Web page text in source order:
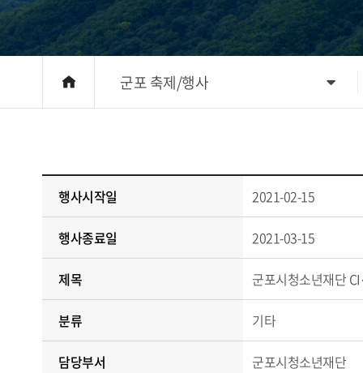
군포 축제/행사
행사시작일 2021-02-15
행사종료일 2021-03-15
제목 군포시청소년재단
분류 기타
담당부서 군포시청소년재단